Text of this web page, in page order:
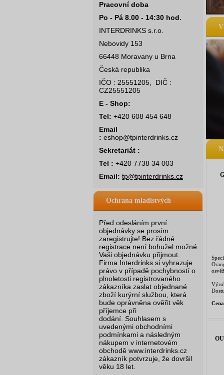
Pracovní doba
Po - Pá 8.00 - 14:30 hod.
INTERDRINKS s.r.o.
Nebovidy 153
66448 Moravany u Brna
Česká republika
IČO : 25551205, DIČ :
CZ25551205
E - Shop:
Tel: +420 608 454 648
Email
: eshop@tpinterdrinks.cz
Sekretariát :
Tel : +420 7738 34 003
Email: tp@tpinterdrinks.cz
Ochrana mladistvých
Před odesláním první
objednávky se prosím
zaregistrujte! Bez řádné
registrace není bohužel možné
Vaši objednávku přijmout.
Firma Interdrinks si vyhrazuje
právo v případě pochybností o
plnoletosti registrovaného
zákazníka zaslat objednané
zboží kurýrní službou, která
bude oprávněna ověřit věk
příjemce při
dodání. Souhlasem s
uvedenými obchodními
podmínkami a následným
nákupem v internetovém
obchodě www.interdrinks.cz
zákazník potvrzuje, že dovršil
věku 18 let.
a